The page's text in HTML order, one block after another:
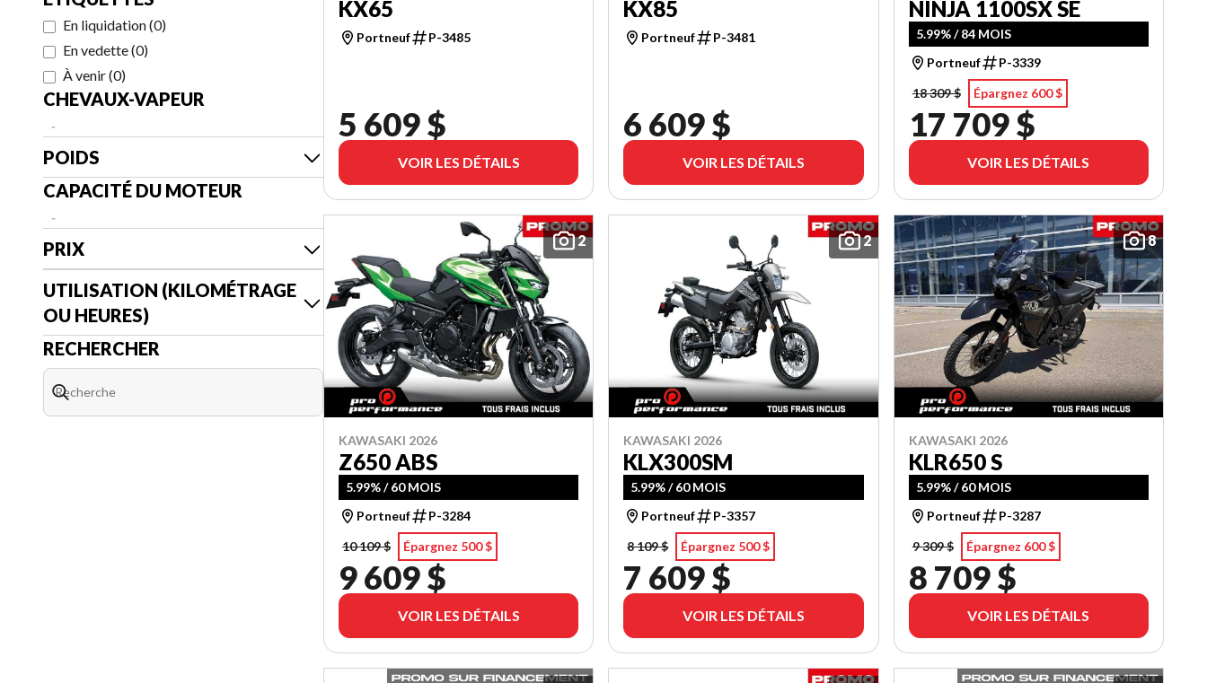
En liquidation(0)
En vedette(0)
À venir(0)
CHEVAUX-VAPEUR
-
POIDS
CAPACITÉ DU MOTEUR
-
PRIX
UTILISATION (KILOMÉTRAGE
OU HEURES)
RECHERCHER
KX65
Portneuf P-3485
5 609 $
VOIR LES DÉTAILS
KX85
Portneuf P-3481
6 609 $
VOIR LES DÉTAILS
NINJA 1100SX SE
5.99% / 84 MOIS
Portneuf
P-3339
18 309 $
Épargnez 600 $
17 709 $
VOIR LES DÉTAILS
2
KAWASAKI 2026
Z650 ABS
5.99% / 60 MOIS
Portneuf
P-3284
10 109 $
Épargnez 500 $
9 609 $
VOIR LES DÉTAILS
2
KAWASAKI 2026
KLX300SM
5.99% / 60 MOIS
Portneuf
P-3357
8 109 $
Épargnez 500 $
7 609 $
VOIR LES DÉTAILS
8
KAWASAKI 2026
KLR650 S
5.99% / 60 MOIS
Portneuf
P-3287
9 309 $
Épargnez 600 $
8 709 $
VOIR LES DÉTAILS